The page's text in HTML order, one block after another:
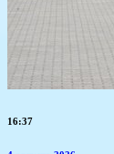
16:37